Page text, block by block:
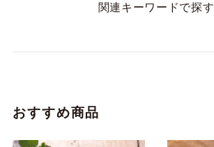
関連キーワードで探す
おすすめ商品